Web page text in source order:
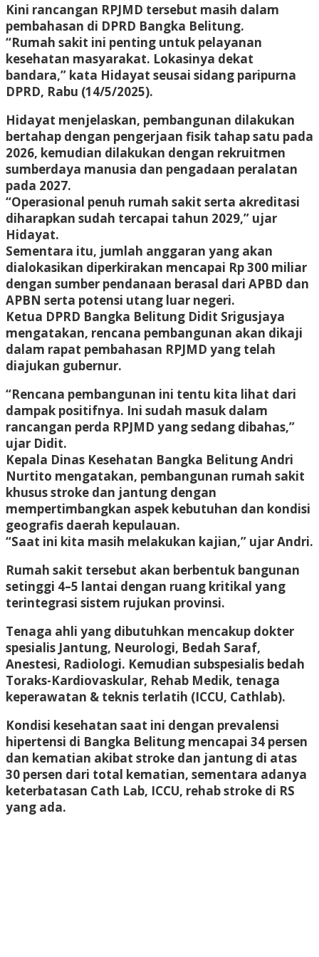
Kini rancangan RPJMD tersebut masih dalam
pembahasan di DPRD Bangka Belitung.
“Rumah sakit ini penting untuk pelayanan
kesehatan masyarakat. Lokasinya dekat
bandara,” kata Hidayat seusai sidang paripurna
DPRD, Rabu (14/5/2025).
Hidayat menjelaskan, pembangunan dilakukan
bertahap dengan pengerjaan fisik tahap satu pada
2026, kemudian dilakukan dengan rekruitmen
sumberdaya manusia dan pengadaan peralatan
pada 2027.
“Operasional penuh rumah sakit serta akreditasi
diharapkan sudah tercapai tahun 2029,” ujar
Hidayat.
Sementara itu, jumlah anggaran yang akan
dialokasikan diperkirakan mencapai Rp 300 miliar
dengan sumber pendanaan berasal dari APBD dan
APBN serta potensi utang luar negeri.
Ketua DPRD Bangka Belitung Didit Srigusjaya
mengatakan, rencana pembangunan akan dikaji
dalam rapat pembahasan RPJMD yang telah
diajukan gubernur.
“Rencana pembangunan ini tentu kita lihat dari
dampak positifnya. Ini sudah masuk dalam
rancangan perda RPJMD yang sedang dibahas,”
ujar Didit.
Kepala Dinas Kesehatan Bangka Belitung Andri
Nurtito mengatakan, pembangunan rumah sakit
khusus stroke dan jantung dengan
mempertimbangkan aspek kebutuhan dan kondisi
geografis daerah kepulauan.
“Saat ini kita masih melakukan kajian,” ujar Andri.
Rumah sakit tersebut akan berbentuk bangunan
setinggi 4–5 lantai dengan ruang kritikal yang
terintegrasi sistem rujukan provinsi.
Tenaga ahli yang dibutuhkan mencakup dokter
spesialis Jantung, Neurologi, Bedah Saraf,
Anestesi, Radiologi. Kemudian subspesialis bedah
Toraks-Kardiovaskular, Rehab Medik, tenaga
keperawatan & teknis terlatih (ICCU, Cathlab).
Kondisi kesehatan saat ini dengan prevalensi
hipertensi di Bangka Belitung mencapai 34 persen
dan kematian akibat stroke dan jantung di atas
30 persen dari total kematian, sementara adanya
keterbatasan Cath Lab, ICCU, rehab stroke di RS
yang ada.